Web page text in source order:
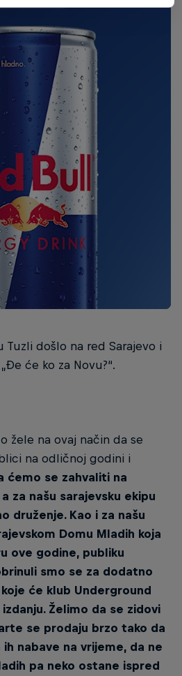
Tuzli došlo na red Sarajevo i
će ko za Novu?“.
žele na ovaj način da se
na odličnoj godini i
ćemo se zahvaliti na
za našu sarajevsku ekipu
druženje. Kao i za našu
Domu Mladih koja
ove godine, publiku
smo se za dodatno
će klub Underground
Želimo da se zidovi
se prodaju brzo tako da
nabave na vrijeme, da ne
pa neko ostane ispred